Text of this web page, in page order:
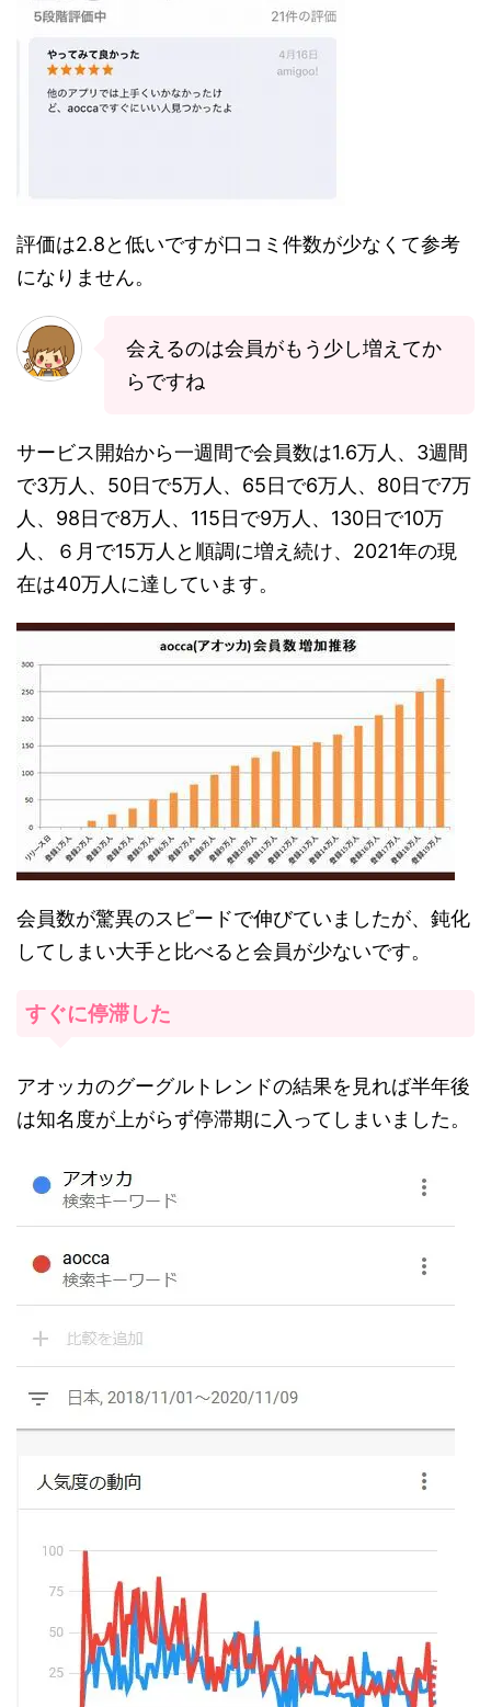
評価は2.8と低いですが口コミ件数が少なくて参考
になりません。
会えるのは会員がもう少し増えてか
らですね
サービス開始から一週間で会員数は1.6万人、3週間
で3万人、50日で5万人、65日で6万人、80日で7万
人、98日で8万人、115日で9万人、130日で10万
人、６月で15万人と順調に増え続け、2021年の現
在は40万人に達しています。
会員数が驚異のスピードで伸びていましたが、鈍化
してしまい大手と比べると会員が少ないです。
すぐに停滞した
アオッカのグーグルトレンドの結果を見れば半年後
は知名度が上がらず停滞期に入ってしまいました。